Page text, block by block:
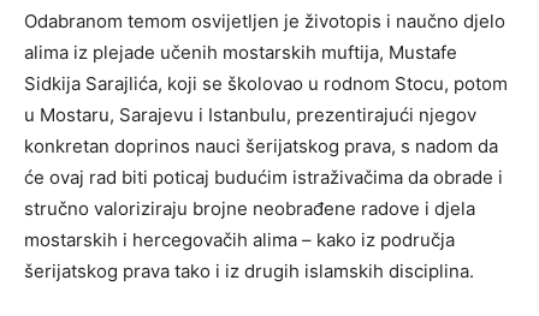
Odabranom temom osvijetljen je životopis i naučno djelo
alima iz plejade učenih mostarskih muftija, Mustafe
Sidkija Sarajlića, koji se školovao u rodnom Stocu, potom
u Mostaru, Sarajevu i Istanbulu, prezentirajući njegov
konkretan doprinos nauci šerijatskog prava, s nadom da
će ovaj rad biti poticaj budućim istraživačima da obrade i
stručno valoriziraju brojne neobrađene radove i djela
mostarskih i hercegovačih alima – kako iz područja
šerijatskog prava tako i iz drugih islamskih disciplina.